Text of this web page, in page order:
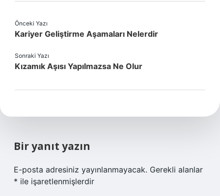
Önceki Yazı
Kariyer Geliştirme Aşamaları Nelerdir
Sonraki Yazı
Kızamık Aşısı Yapılmazsa Ne Olur
Bir yanıt yazın
E-posta adresiniz yayınlanmayacak. Gerekli alanlar
* ile işaretlenmişlerdir